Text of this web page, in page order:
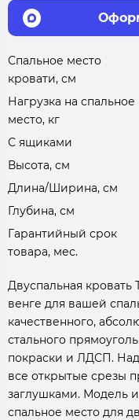
Спальное место
кровати, см
Нагрузка на спальное
место, кг
С ящиками
Высота, см
Длина/Ширина, см
Глубина, см
Гарантийный срок
товара, мес.
Двуспальная
венге для вашей
качественного,
стального
покраски и ЛДСП.
все открытые срезы
заглушками. Модель
спальное место для